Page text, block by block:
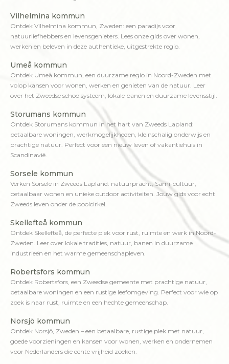
Vilhelmina kommun
Ontdek Vilhelmina kommun, Zweden: een paradijs voor
natuurliefhebbers en levensgenieters. Lees onze gids over wonen,
werken en beleven in deze authentieke, uitgestrekte regio.
Umeå kommun
Ontdek Umeå kommun, een duurzame regio in Noord-Zweden met
volop kansen voor wonen, werken en genieten van de natuur. Leer
over het Zweedse schoolsysteem, lokale banen en duurzame levensstijl.
Storumans kommun
Ontdek Storumans kommun in het hart van Zweeds Lapland:
betaalbare woningen, werkmogelijkheden, kleinschalig onderwijs en
prachtige natuur. Perfect voor een nieuw leven of vakantiehuis in
Scandinavië.
Sorsele kommun
Verken Sorsele in Zweeds Lapland: natuurpracht, Sami-cultuur,
betaalbaar wonen en unieke outdoor activiteiten. Jouw gids voor echt
Zweeds leven onder de poolcirkel.
Skellefteå kommun
Ontdek Skellefteå, de perfecte plek voor rust, ruimte en werk in Noord-
Zweden. Leer over lokale tradities, natuur, banen in duurzame
industrieën en het warme gemeenschapleven.
Robertsfors kommun
Ontdek Robertsfors, een Zweedse gemeente met prachtige natuur,
betaalbare woningen en een rustige leefomgeving. Perfect voor wie op
zoek is naar rust, ruimte en een hechte gemeenschap.
Norsjö kommun
Ontdek Norsjö, Zweden – een betaalbare, rustige plek met natuur,
goede voorzieningen en kansen voor wonen, werken en ondernemen
voor Nederlanders die echte vrijheid zoeken.